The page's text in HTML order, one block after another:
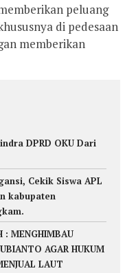
peluang
di pedesaan
memberikan
DPRD OKU Dari
Cekik Siswa APL
kabupaten
: MENGHIMBAU
AGAR HUKUM
LAUT